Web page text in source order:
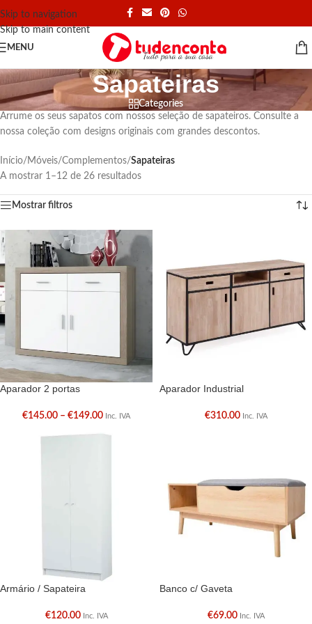
Skip to navigation
Skip to main content
MENU
Sapateiras
Categories
Arrume os seus sapatos com nossos seleção de sapateiros. Consulte a
nossa coleção com designs originais com grandes descontos.
Início/ Móveis/Complementos/Sapateiras
A mostrar 1–12 de 26 resultados
Mostrar filtros
Aparador 2 portas
€145.00 – €149.00 Inc. IVA
Aparador Industrial
€310.00 Inc. IVA
Armário / Sapateira
€120.00 Inc. IVA
Banco c/ Gaveta
€69.00 Inc. IVA